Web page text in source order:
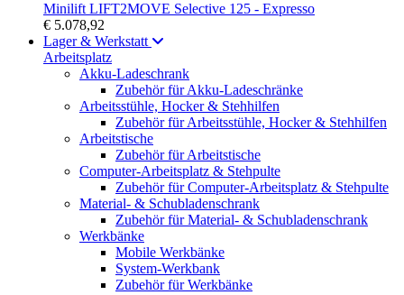
Minilift LIFT2MOVE Selective 125 - Expresso
€ 5.078,92
Lager & Werkstatt
Arbeitsplatz
Akku-Ladeschrank
Zubehör für Akku-Ladeschränke
Arbeitsstühle, Hocker & Stehhilfen
Zubehör für Arbeitsstühle, Hocker & Stehhilfen
Arbeitstische
Zubehör für Arbeitstische
Computer-Arbeitsplatz & Stehpulte
Zubehör für Computer-Arbeitsplatz & Stehpulte
Material- & Schubladenschrank
Zubehör für Material- & Schubladenschrank
Werkbänke
Mobile Werkbänke
System-Werkbank
Zubehör für Werkbänke